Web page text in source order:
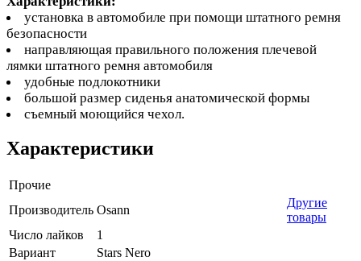
установка в автомобиле при помощи штатного ремня
безопасности
направляющая правильного положения плечевой
лямки штатного ремня автомобиля
удобные подлокотники
большой размер сиденья анатомической формы
съемный моющийся чехол.
Характеристики
Прочие
Производитель Osann
Другие
товары
Число лайков
1
Вариант
Stars Nero